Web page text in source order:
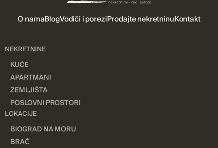
O namaBlogVodiči i poreziProdajte nekretninuKontakt
NEKRETNINE
KUĆE
APARTMANI
ZEMLJIŠTA
POSLOVNI PROSTORI
LOKACIJE
BIOGRAD NA MORU
BRAČ